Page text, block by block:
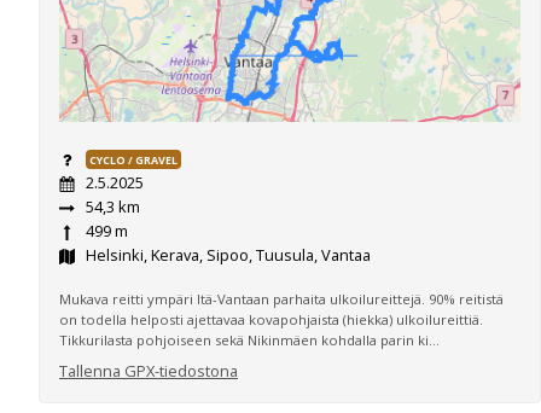
CYCLO / GRAVEL
2.5.2025
54,3 km
499 m
Helsinki, Kerava, Sipoo, Tuusula, Vantaa
Mukava reitti ympäri Itä-Vantaan parhaita ulkoilureittejä. 90% reitistä
on todella helposti ajettavaa kovapohjaista (hiekka) ulkoilureittiä.
Tikkurilasta pohjoiseen sekä Nikinmäen kohdalla parin ki...
Tallenna GPX-tiedostona